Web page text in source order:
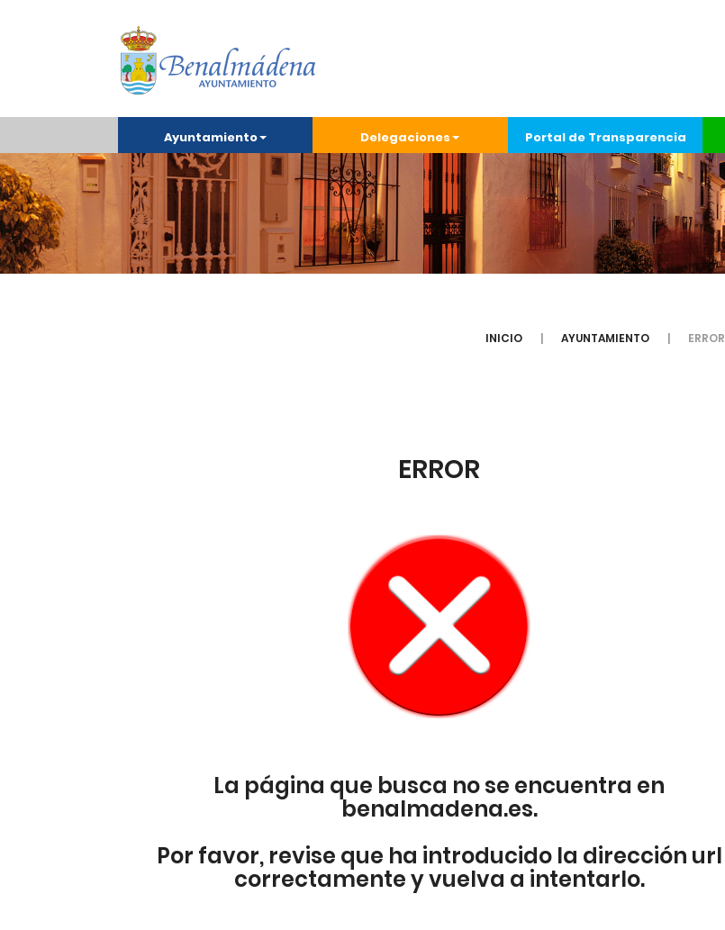
Ayuntamiento Delegaciones Portal de Transparencia
INICIO AYUNTAMIENTO ERROR
ERROR
La página que busca no se encuentra en
benalmadena.es.
Por favor, revise que ha introducido la dirección url
correctamente y vuelva a intentarlo.